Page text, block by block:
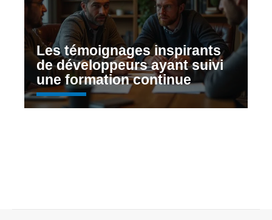
Les témoignages inspirants
de développeurs ayant suivi
une formation continue